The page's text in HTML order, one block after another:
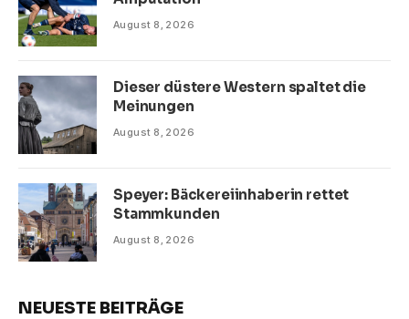
August 8, 2026
Dieser düstere Western spaltet die
Meinungen
August 8, 2026
Speyer: Bäckereiinhaberin rettet
Stammkunden
August 8, 2026
NEUESTE BEITRÄGE